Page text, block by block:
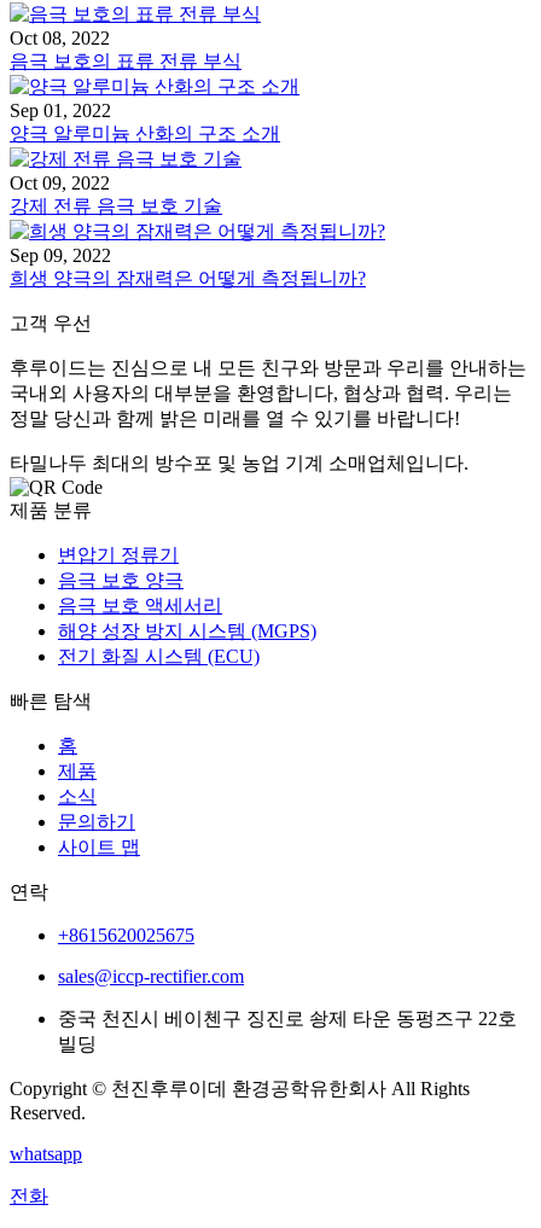
Oct 08, 2022
음극 보호의 표류 전류 부식
Sep 01, 2022
양극 알루미늄 산화의 구조 소개
Oct 09, 2022
강제 전류 음극 보호 기술
Sep 09, 2022
희생 양극의 잠재력은 어떻게 측정됩니까?
고객 우선
후루이드는 진심으로 내 모든 친구와 방문과 우리를 안내하는
국내외 사용자의 대부분을 환영합니다, 협상과 협력. 우리는
정말 당신과 함께 밝은 미래를 열 수 있기를 바랍니다!
타밀나두 최대의 방수포 및 농업 기계 소매업체입니다.
제품 분류
변압기 정류기
음극 보호 양극
음극 보호 액세서리
해양 성장 방지 시스템 (MGPS)
전기 화질 시스템 (ECU)
빠른 탐색
홈
제품
소식
문의하기
사이트 맵
연락
+8615620025675
sales@iccp-rectifier.com
중국 천진시 베이첸구 징진로 솽제 타운 동펑즈구 22호
빌딩
Copyright © 천진후루이데 환경공학유한회사 All Rights
Reserved.
whatsapp
전화